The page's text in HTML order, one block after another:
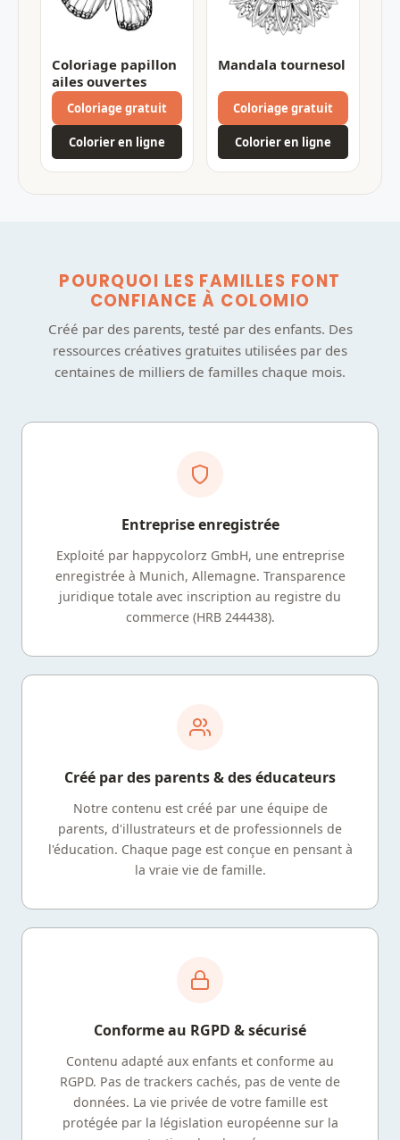
Coloriage papillon
ailes ouvertes
Coloriage gratuit
Colorier en ligne
Mandala tournesol
Coloriage gratuit
Colorier en ligne
POURQUOI LES FAMILLES FONT
CONFIANCE À COLOMIO
Créé par des parents, testé par des enfants. Des
ressources créatives gratuites utilisées par des
centaines de milliers de familles chaque mois.
Entreprise enregistrée
Exploité par happycolorz GmbH, une entreprise
enregistrée à Munich, Allemagne. Transparence
juridique totale avec inscription au registre du
commerce (HRB 244438).
Créé par des parents & des éducateurs
Notre contenu est créé par une équipe de
parents, d'illustrateurs et de professionnels de
l'éducation. Chaque page est conçue en pensant à
la vraie vie de famille.
Conforme au RGPD & sécurisé
Contenu adapté aux enfants et conforme au
RGPD. Pas de trackers cachés, pas de vente de
données. La vie privée de votre famille est
protégée par la législation européenne sur la